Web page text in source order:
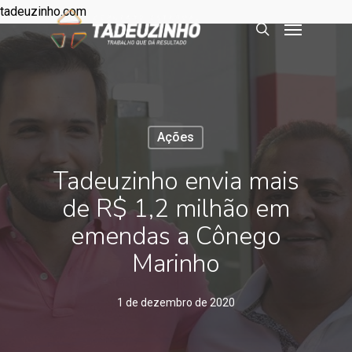
tadeuzinho.com
Ações
Tadeuzinho envia mais
de R$ 1,2 milhão em
emendas a Cônego
Marinho
1 de dezembro de 2020